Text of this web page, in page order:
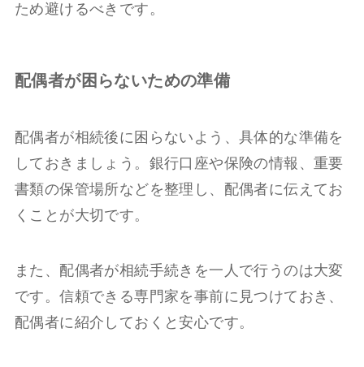
ため避けるべきです。
配偶者が困らないための準備
配偶者が相続後に困らないよう、具体的な準備を
しておきましょう。銀行口座や保険の情報、重要
書類の保管場所などを整理し、配偶者に伝えてお
くことが大切です。
また、配偶者が相続手続きを一人で行うのは大変
です。信頼できる専門家を事前に見つけておき、
配偶者に紹介しておくと安心です。